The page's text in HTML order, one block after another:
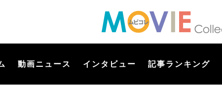
動画ニュース インタビュー 記事ランキング